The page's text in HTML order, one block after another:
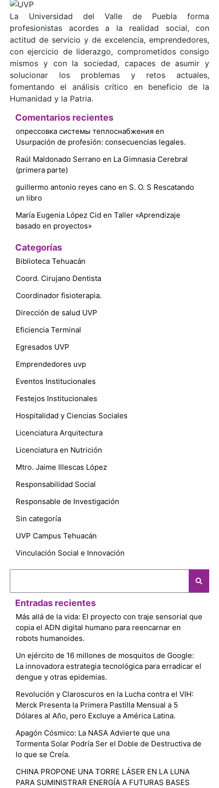
La Universidad del Valle de Puebla forma
profesionistas acordes a la realidad social, con
actitud de servicio y de excelencia, emprendedores,
con ejercicio de liderazgo, comprometidos consigo
mismos y con la sociedad, capaces de asumir y
solucionar los problemas y retos actuales,
fomentando el análisis crítico en beneficio de la
Humanidad y la Patria.
Comentarios recientes
опрессовка системы теплоснабжения en
Usurpación de profesión: consecuencias legales.
Raúl Maldonado Serrano en La Gimnasia Cerebral
(primera parte)
guillermo antonio reyes cano en S. O. S Rescatando
un libro
María Eugenia López Cid en Taller «Aprendizaje
basado en proyectos»
Categorías
Biblioteca Tehuacán
Coord. Cirujano Dentista
Coordinador fisioterapia.
Dirección de salud UVP
Eficiencia Terminal
Egresados UVP
Emprendedores uvp
Eventos Institucionales
Festejos Institucionales
Hospitalidad y Ciencias Sociales
Licenciatura Arquitectura
Licenciatura en Nutrición
Mtro. Jaime Illescas López
Responsabilidad Social
Responsable de Investigación
Sin categoría
UVP Campus Tehuacán
Vinculación Social e Innovación
Entradas recientes
Más allá de la vida: El proyecto con traje sensorial que
copia el ADN digital humano para reencarnar en
robots humanoides.
Un ejército de 16 millones de mosquitos de Google:
La innovadora estrategia tecnológica para erradicar el
dengue y otras epidemias.
Revolución y Claroscuros en la Lucha contra el VIH:
Merck Presenta la Primera Pastilla Mensual a 5
Dólares al Año, pero Excluye a América Latina.
Apagón Cósmico: La NASA Advierte que una
Tormenta Solar Podría Ser el Doble de Destructiva de
lo que se Creía.
CHINA PROPONE UNA TORRE LÁSER EN LA LUNA
PARA SUMINISTRAR ENERGÍA A FUTURAS BASES